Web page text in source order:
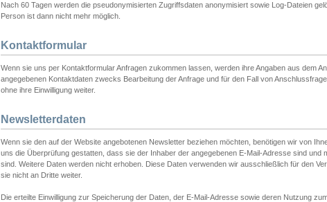
Nach 60 Tagen werden die pseudonymisierten Zugriffsdaten anonymisiert sowie Log-Dateien
Person ist dann nicht mehr möglich.
Kontaktformular
Wenn sie uns per Kontaktformular Anfragen zukommen lassen, werden ihre Angaben aus dem
angegebenen Kontaktdaten zwecks Bearbeitung der Anfrage und für den Fall von
ohne ihre Einwilligung weiter.
Newsletterdaten
Wenn sie den auf der Website angebotenen Newsletter beziehen möchten, benötigen wir von
uns die Überprüfung gestatten, dass sie der Inhaber der angegebenen E-Mail-Adresse sind und
sind. Weitere Daten werden nicht erhoben. Diese Daten verwenden wir ausschließlich für den
sie nicht an Dritte weiter.
Die erteilte Einwilligung zur Speicherung der Daten, der E-Mail-Adresse sowie deren Nutzung